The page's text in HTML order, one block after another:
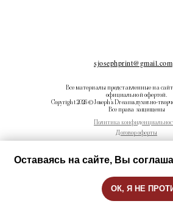
Оставаясь на сайте, Вы
ОК, Я НЕ
Политика
Договор оферты
sjosephprint@gmail.com
Все материалы представленные на
официальной офертой.
Copyright 2026 © Joseph’s Dreams духовно-
Все права защищены